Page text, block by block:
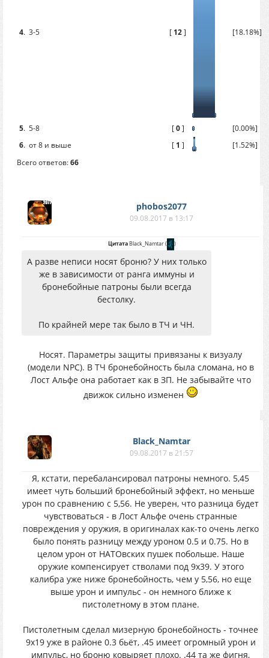
4. 3-5 [ 12] [18.18%]
5. 5-8 [0]
[0.00%]
6. от 8 и выше [ 1 ]
[1.52%]
Всего ответов:66
phobos2077
09.08.2017 в 13:17
ЦитатаBlack_Namtar( )
А разве неписи носят броню? У них только
же в зависимости от ранга иммуны и
бронебойные патроны были всегда
бестолку.
По крайней мере так было в ТЧ и ЧН.
Носят. Параметры защиты привязаны к визуалу
(модели NPC). В ТЧ бронебойность была сломана, но в
Лост Альфе она работает как в ЗП. Не забывайте что
движок сильно изменен
Black_Namtar
09.08.2017 в 21:57
Я, кстати, перебалансировал патроны немного. 5,45
имеет чуть больший бронебойный эффект, но меньше
урон по сравнению с 5,56. Не уверен, что разница будет
чувствоваться - в Лост Альфе очень странные
повреждения у оружия, в оригиналах как-то очень легко
было понять разницу между уроном 0.5 и 0.75. Но в
целом урон от НАТОвских пушек побольше. Наше
оружие компенсирует стволами под 9х39. У этого
калибра уже ниже бронебойность, чем у 5,56, но еще
выше урон и импульс - он немного ближе к
пистолетному в этом плане.
Пистолетным сделал мизерную бронебойность - точнее
9х19 уже в районе 0.3 бьёт, .45 имеет огромный урон и
импульс, но броню ковыряет плохо. .44 та же фигня,